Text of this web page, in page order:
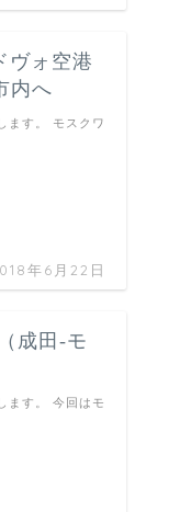
ヴォ空港
内へ
年6月22日
ます。 モスクワ
成田-モ
ます。 今回はモ